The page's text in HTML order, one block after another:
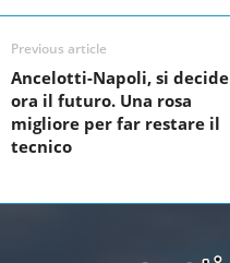
e
b
o
o
k
t
t
e
r
k
e
d
I
r
e
Previous article
Ancelotti-Napoli, si decide
ora il futuro. Una rosa
migliore per far restare il
tecnico